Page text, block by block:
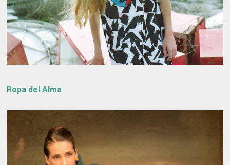
Ropa del Alma